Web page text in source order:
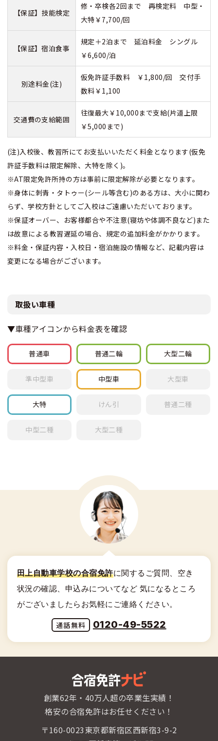
【保証】技能検定
修・卒検各2回まで 再検定料 中型・
大特￥7,700/回
【保証】宿泊食事
規定＋2泊まで 延泊料金 シングル
￥6,600/泊
別途料金(注)
仮免許証手数料 ￥1,800/回 交付手
数料￥1,100
交通費の支給範囲
往復最大￥10,000まで支給(片道上限
￥5,000まで)
(注)入校後、教習所にてお支払いいただく料金となります(仮免
許証手数料は限定解除、大特を除く)。
※AT限定免許所持の方は事前に限定解除が必要となります。
※身体に刺青・タトゥー(シール等含む)のある方は、大小に関わ
らず、学校方針としてご入校はご遠慮いただいております。
※保証オーバー、お客様都合や不注意(寝坊や体調不良など)また
は故意による教習遅延の場合、規定の追加料金がかかります。
※料金・保証内容・入校日・宿泊施設の情報など、記載内容は
変更になる場合がございます。
取扱い車種
▼車種アイコンから料金表を確認
普通車 普通二輪 大型二輪
準中型車 中型車 大型車
大特 けん引 普通二種
中型二種 大型二種
田上自動車学校の合宿免許に関する ご質問、空き
状況の確認、申込みについてなど 気になるところ
がございましたらお気軽にご連絡ください。
0120-49-5522
創業62年・40万人超の卒業生実績！
格安の合宿免許はお任せください！
〒160-0023東京都新宿区西新宿3-9-2